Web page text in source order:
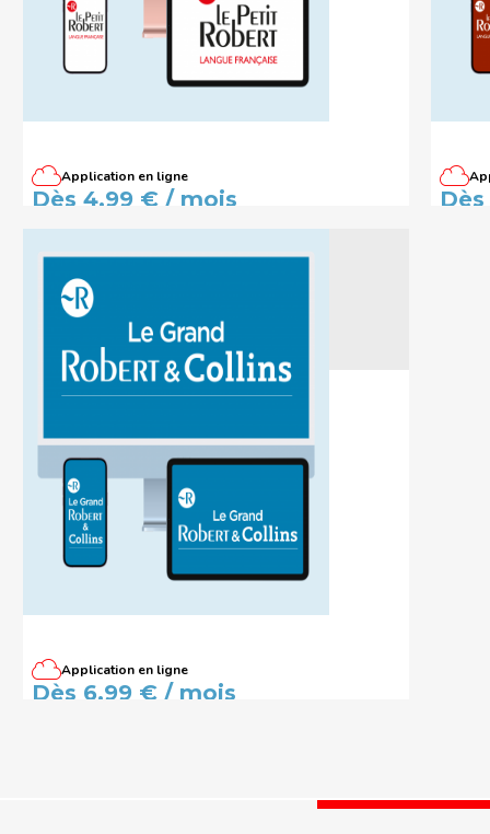
Application en ligne
Dictionnaire Le Petit Robert de la
langue française - Édition
abonnés
Dès 4,99 € / mois
la
Application en ligne
Dictionnaire Le Grand Robert &
Collins - Édition abonnés
Dès 6,99 € / mois